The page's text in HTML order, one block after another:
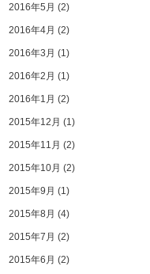
2016年5月 (2)
2016年4月 (2)
2016年3月 (1)
2016年2月 (1)
2016年1月 (2)
2015年12月 (1)
2015年11月 (2)
2015年10月 (2)
2015年9月 (1)
2015年8月 (4)
2015年7月 (2)
2015年6月 (2)